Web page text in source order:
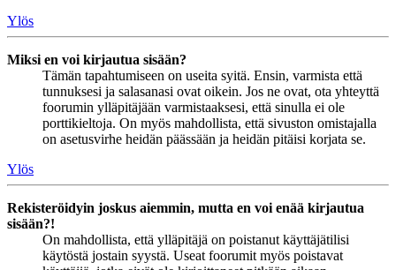
Ylös
Miksi en voi kirjautua sisään?
Tämän tapahtumiseen on useita syitä. Ensin, varmista että
tunnuksesi ja salasanasi ovat oikein. Jos ne ovat, ota yhteyttä
foorumin ylläpitäjään varmistaaksesi, että sinulla ei ole
porttikieltoja. On myös mahdollista, että sivuston omistajalla
on asetusvirhe heidän päässään ja heidän pitäisi korjata se.
Ylös
Rekisteröidyin joskus aiemmin, mutta en voi enää kirjautua
sisään?!
On mahdollista, että ylläpitäjä on poistanut käyttäjätilisi
käytöstä jostain syystä. Useat foorumit myös poistavat